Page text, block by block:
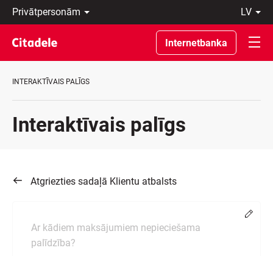
Privātpersonām
Uzņēmumiem
Private
Banking
Par
C
lv
Latviski
По-
русски
In
Internetbanka
INTERAKTĪVAIS PALĪGS
Interaktīvais palīgs
Atgriezties sadaļā Klientu atbalsts
Ar kādiem maksājumiem nepieciešama
palīdzība?